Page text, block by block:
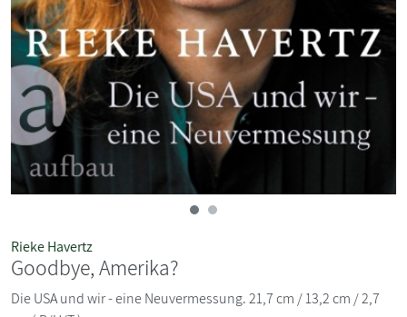
Rieke Havertz
Goodbye, Amerika?
Die USA und wir - eine Neuvermessung. 21,7 cm / 13,2 cm / 2,7